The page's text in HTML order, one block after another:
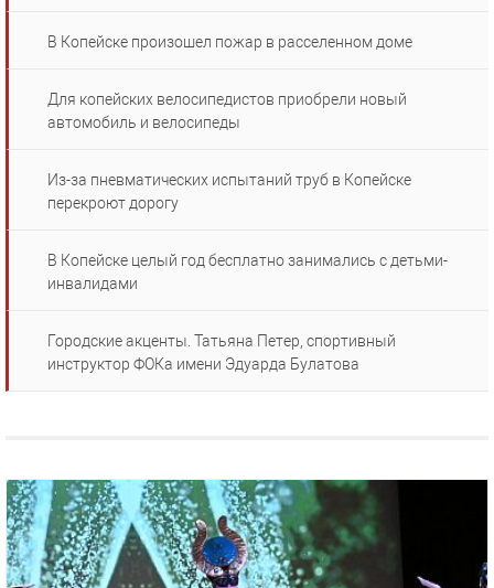
В Копейске произошел пожар в расселенном доме
Для копейских велосипедистов приобрели новый
автомобиль и велосипеды
Из-за пневматических испытаний труб в Копейске
перекроют дорогу
В Копейске целый год бесплатно занимались с детьми-
инвалидами
Городские акценты. Татьяна Петер, спортивный
инструктор ФОКа имени Эдуарда Булатова